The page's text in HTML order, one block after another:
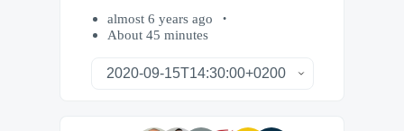
almost 6 years ago
About 45 minutes